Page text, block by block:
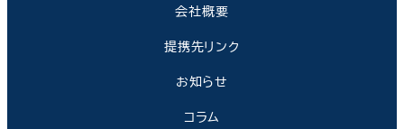
会社概要
提携先リンク
お知らせ
コラム